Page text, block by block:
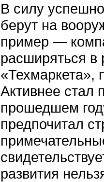
В силу
берут на
пример —
расширяться
«Техмаркета»,
Активнее стал
прошедшем
предпочитал
развития